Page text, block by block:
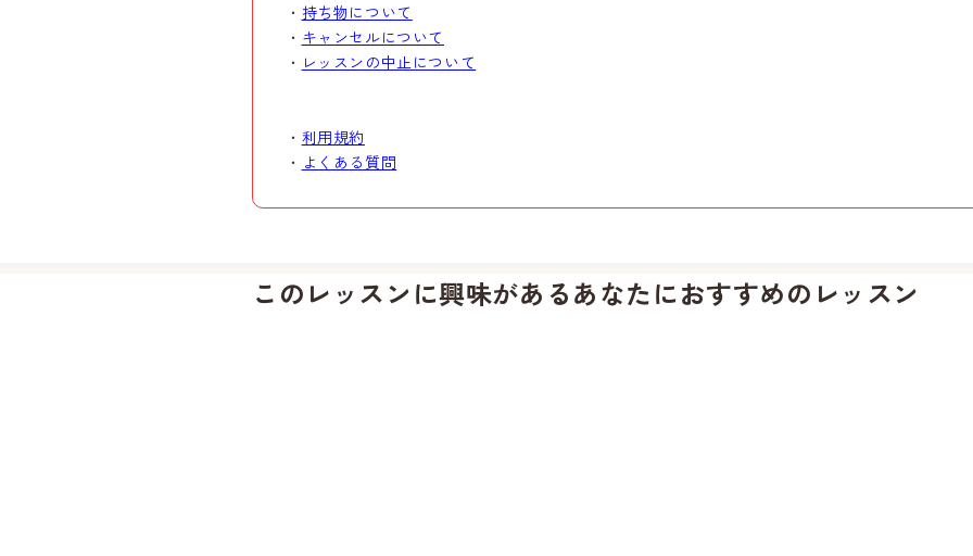
・ 持ち物について
・ キャンセルについて
・ レッスンの中止について
・ 利用規約
・ よくある質問
このレッスンに興味があるあなたにおすすめのレッスン